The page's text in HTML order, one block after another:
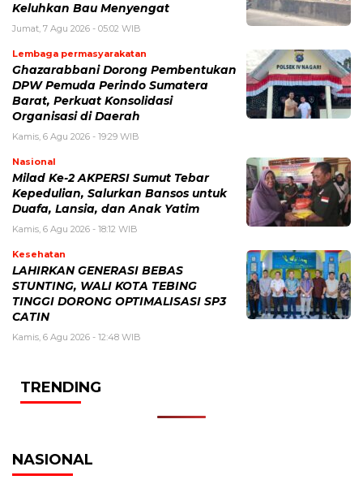
Keluhkan Bau Menyengat
Jumat, 7 Agu 2026 - 05:02 WIB
Lembaga permasyarakatan
Ghazarabbani Dorong Pembentukan
DPW Pemuda Perindo Sumatera
Barat, Perkuat Konsolidasi
Organisasi di Daerah
Kamis, 6 Agu 2026 - 19:29 WIB
Nasional
Milad Ke-2 AKPERSI Sumut Tebar
Kepedulian, Salurkan Bansos untuk
Duafa, Lansia, dan Anak Yatim
Kamis, 6 Agu 2026 - 18:12 WIB
Kesehatan
LAHIRKAN GENERASI BEBAS
STUNTING, WALI KOTA TEBING
TINGGI DORONG OPTIMALISASI SP3
CATIN
Kamis, 6 Agu 2026 - 12:48 WIB
TRENDING
NASIONAL